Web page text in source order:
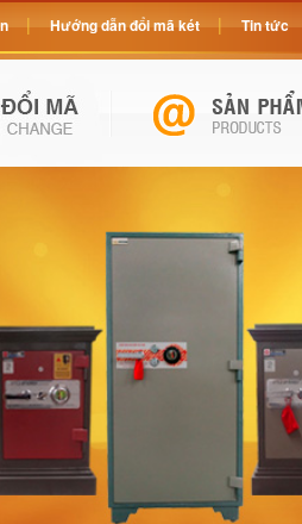
Hướng dẫn đổi mã két Tin tức